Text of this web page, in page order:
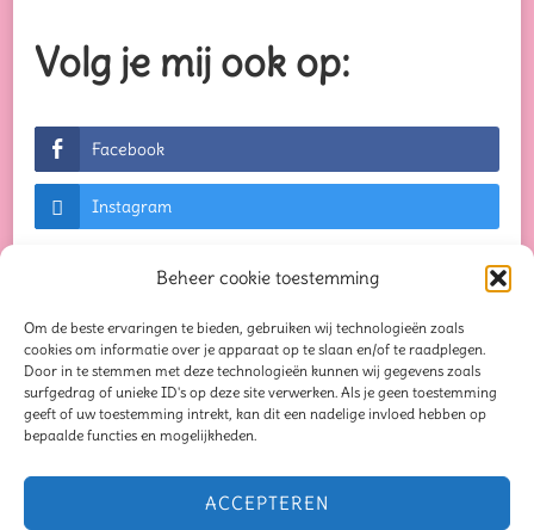
Beheer cookie toestemming
Om de beste ervaringen te bieden, gebruiken wij technologieën zoals
cookies om informatie over je apparaat op te slaan en/of te raadplegen.
Door in te stemmen met deze technologieën kunnen wij gegevens zoals
surfgedrag of unieke ID's op deze site verwerken. Als je geen toestemming
geeft of uw toestemming intrekt, kan dit een nadelige invloed hebben op
bepaalde functies en mogelijkheden.
ACCEPTEREN
Volg je mij ook op:
Facebook
Instagram
© Auteursrechten 2026Creaties waar je blij van
wordt.... Alle rechten voorbehouden. Chic Lite |
Ontwikkeld doorRara Themes. Mogelijk
Seizoensliefde